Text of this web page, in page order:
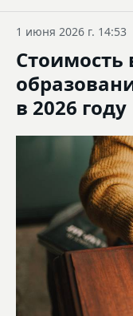
1 июня 2026 г. 14:53
Стоимость
в 2026 году